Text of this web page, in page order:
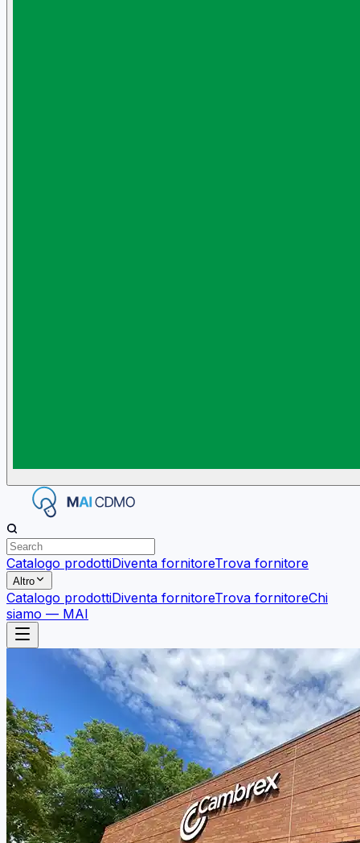
Catalogo prodottiDiventa fornitoreTrova fornitore
Altro
Catalogo prodottiDiventa fornitoreTrova fornitoreChi
siamo — MAI